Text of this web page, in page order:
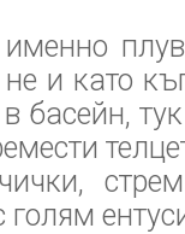
и като
басейн,
голям